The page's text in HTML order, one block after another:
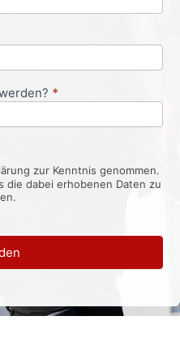
*
zur Kenntnis genommen.
die dabei erhobenen Daten zu